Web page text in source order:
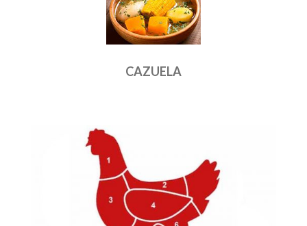
CAZUELA